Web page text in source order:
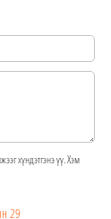
хүндэтгэнэ үү. Хэм
29